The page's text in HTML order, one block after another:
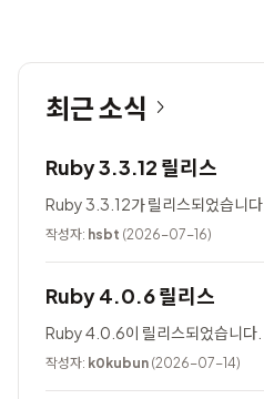
최근 소식
Ruby 3.3.12 릴리스
Ruby 3.3.12가 릴리스되었습니다.
작성자: hsbt (2026-07-16)
Ruby 4.0.6 릴리스
Ruby 4.0.6이 릴리스되었습니다.
작성자: k0kubun (2026-07-14)